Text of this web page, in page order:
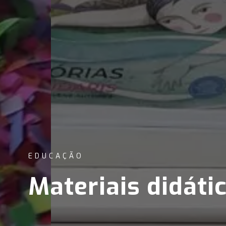
EDUCAÇÃO
Materiais